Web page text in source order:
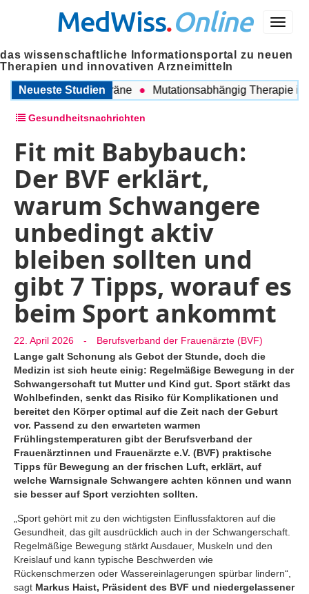
Menü
MedWiss.Online
das wissenschaftliche Informationsportal zu neuen
Therapien und innovativen Arzneimitteln
Neueste Studien
COPD und Migräne Mutationsabhängig Therapie
Gesundheitsnachrichten
Fit mit Babybauch:
Der BVF erklärt,
warum Schwangere
unbedingt aktiv
bleiben sollten und
gibt 7 Tipps, worauf es
beim Sport ankommt
22. April 2026 -
Berufsverband der Frauenärzte (BVF)
Lange galt Schonung als Gebot der Stunde, doch die
Medizin ist sich heute einig: Regelmäßige Bewegung in der
Schwangerschaft tut Mutter und Kind gut. Sport stärkt das
Wohlbefinden, senkt das Risiko für Komplikationen und
bereitet den Körper optimal auf die Zeit nach der Geburt
vor. Passend zu den erwarteten warmen
Frühlingstemperaturen gibt der Berufsverband der
Frauenärztinnen und Frauenärzte e.V. (BVF) praktische
Tipps für Bewegung an der frischen Luft, erklärt, auf
welche Warnsignale Schwangere achten können und wann
sie besser auf Sport verzichten sollten.
„Sport gehört mit zu den wichtigsten Einflussfaktoren auf die
Gesundheit, das gilt ausdrücklich auch in der Schwangerschaft.
Regelmäßige Bewegung stärkt Ausdauer, Muskeln und den
Kreislauf und kann typische Beschwerden wie
Rückenschmerzen oder Wassereinlagerungen spürbar lindern“,
sagt Markus Haist, Präsident des BVF und niedergelassener